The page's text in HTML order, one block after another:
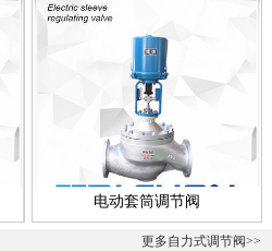
电动套筒调节阀
更多自力式调节阀>>